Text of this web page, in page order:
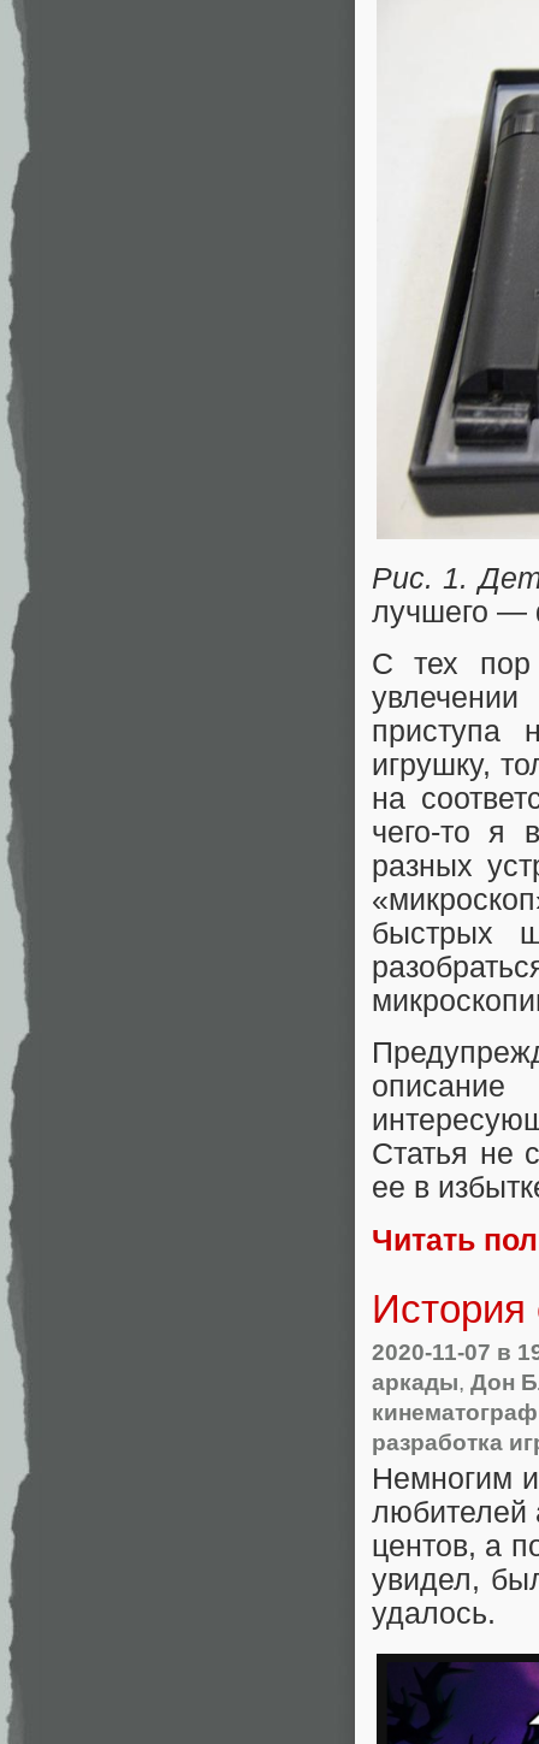
Рис. 1.
лучшего —
С тех пор
приступа
игрушку,
на
чего-то я
разных
быстрых
описание
Статья не
ее в
Читать
История
2020-11-07 в
аркады, Дон
кинематограф
разработка
Немногим
любителей
центов, а
увидел,
удалось.